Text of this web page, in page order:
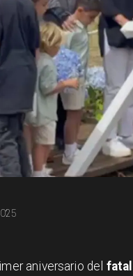
aniversario del